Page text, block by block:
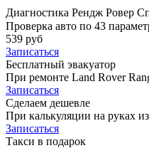
Диагностика Рендж Ровер
Проверка авто по 43
539 руб
Записаться
Бесплатный эвакуатор
При ремонте Land Rover
Записаться
Сделаем дешевле
При калькуляции на руках
Записаться
Такси в подарок